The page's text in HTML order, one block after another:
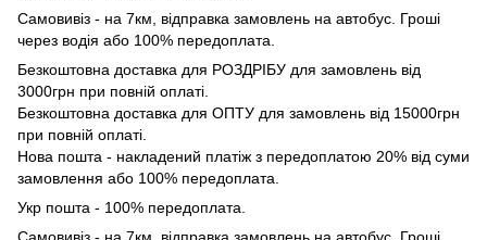
Самовивіз - на 7км, відправка замовлень на автобус. Гроші
через водія або 100% передоплата.
Безкоштовна доставка для РОЗДРІБУ для замовлень від
3000грн при повній оплаті.
Безкоштовна доставка для ОПТУ для замовлень від 15000грн
при повній оплаті.
Нова пошта - накладений платіж з передоплатою 20% від суми
замовлення або 100% передоплата.
Укр пошта - 100% передоплата.